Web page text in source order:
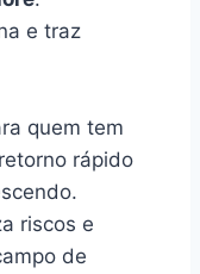
e traz
quem tem
rápido
riscos e
de